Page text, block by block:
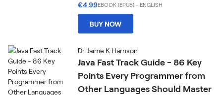
€4.99EBOOK (EPUB) - ENGLISH
BUY NOW
Dr. Jaime K Harrison
Java Fast Track Guide - 86 Key
Points Every Programmer from
Other Languages Should Master